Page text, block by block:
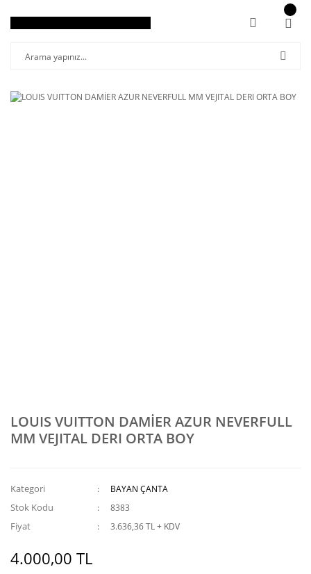
LOUIS VUITTON DAMİER AZUR NEVERFULL
MM VEJITAL DERI ORTA BOY
Kategori BAYAN ÇANTA
Stok Kodu 8383
Fiyat 3.636,36 TL + KDV
4.000,00 TL